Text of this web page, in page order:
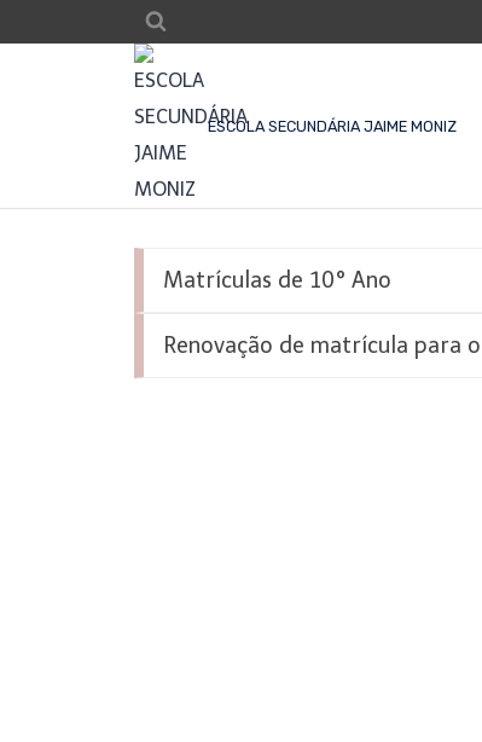
ESCOLA SECUNDÁRIA JAIME MONIZ
Matrículas de 10° Ano
Renovação de matrícula para